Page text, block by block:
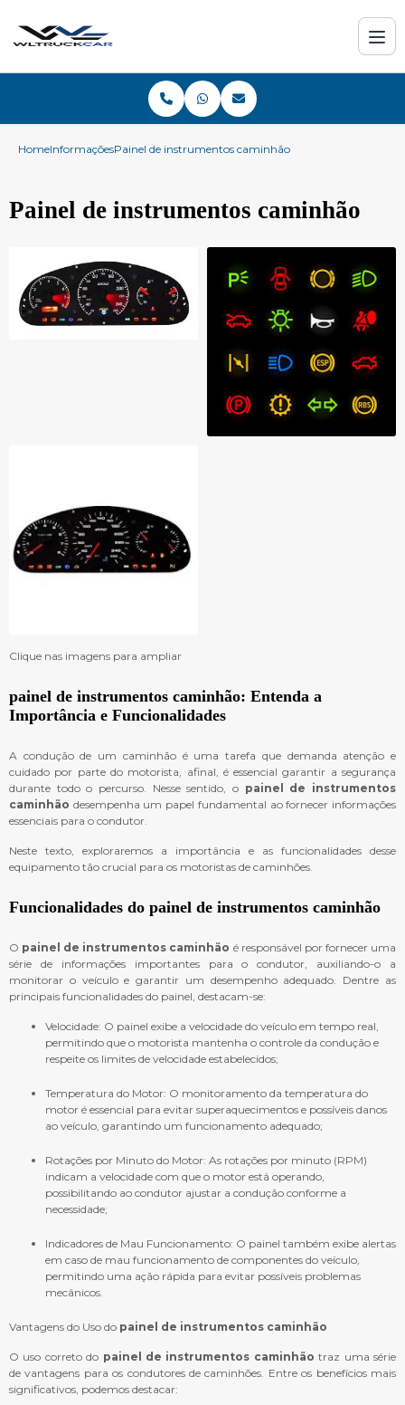
HomeInformaçõesPainel de instrumentos caminhão
Painel de instrumentos caminhão
Clique nas imagens para ampliar
painel de instrumentos caminhão: Entenda a
Importância e Funcionalidades
A condução de um caminhão é uma tarefa que demanda atenção e
cuidado por parte do motorista, afinal, é essencial garantir a segurança
durante todo o percurso. Nesse sentido, o painel de instrumentos
caminhão desempenha um papel fundamental ao fornecer informações
essenciais para o condutor.
Neste texto, exploraremos a importância e as funcionalidades desse
equipamento tão crucial para os motoristas de caminhões.
Funcionalidades do painel de instrumentos caminhão
O painel de instrumentos caminhão é responsável por fornecer uma
série de informações importantes para o condutor, auxiliando-o a
monitorar o veículo e garantir um desempenho adequado. Dentre as
principais funcionalidades do painel, destacam-se:
Velocidade: O painel exibe a velocidade do veículo em tempo real,
permitindo que o motorista mantenha o controle da condução e
respeite os limites de velocidade estabelecidos;
Temperatura do Motor: O monitoramento da temperatura do
motor é essencial para evitar superaquecimentos e possíveis danos
ao veículo, garantindo um funcionamento adequado;
Rotações por Minuto do Motor: As rotações por minuto (RPM)
indicam a velocidade com que o motor está operando,
possibilitando ao condutor ajustar a condução conforme a
necessidade;
Indicadores de Mau Funcionamento: O painel também exibe alertas
em caso de mau funcionamento de componentes do veículo,
permitindo uma ação rápida para evitar possíveis problemas
mecânicos.
Vantagens do Uso do painel de instrumentos caminhão
O uso correto do painel de instrumentos caminhão traz uma série
de vantagens para os condutores de caminhões. Entre os benefícios mais
significativos, podemos destacar: